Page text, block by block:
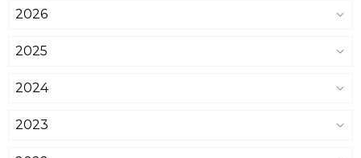
2026
2025
2024
2023